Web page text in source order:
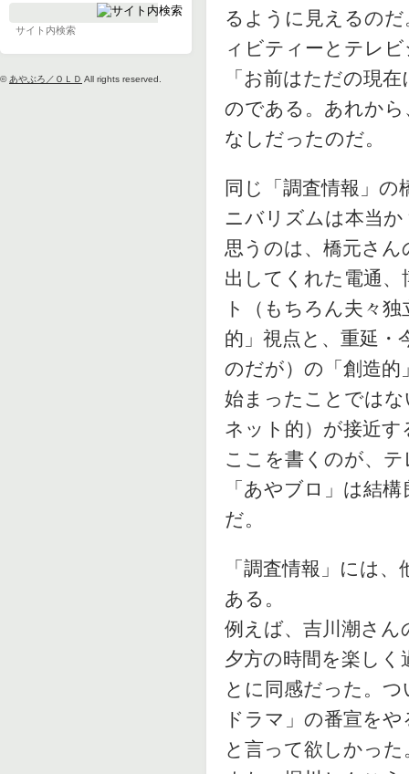
© あやぶろ／ＯＬＤ All rights reserved.
るように見えるの
ィビティーとテレ
「お前はただの現
のである。あれか
なしだったのだ。
同じ「調査情報」
ニバリズムは本当
思うのは、橋元さん
出してくれた電通
ト（もちろん夫々
的」視点と、重延・
のだが）の「創造
始まったことでは
ネット的）が接近
ここを書くのが、
「あやブロ」は結
だ。
「調査情報」には
ある。
例えば、吉川潮さん
夕方の時間を楽し
とに同感だった。
ドラマ」の番宣を
と言って欲しかった